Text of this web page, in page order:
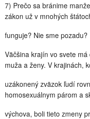
7) Prečo sa bránime
zákon už v mnohých
funguje? Nie sme pozadu?
Väčšina krajín vo svete
muža a ženy. V krajinách,
uzákonený zväzok ľudí
homosexuálnym párom a
výchova, boli tieto zmeny